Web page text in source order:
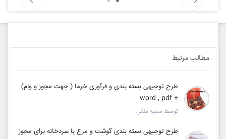
مطالب مرتبط
طرح توجیهی بسته بندی و فرآوری خرما ( جهت مجوز و وام)
+ word , pdf
توسط سمیه ملکی
طرح توجیهی بسته بندی گوشت و مرغ با سردخانه برای مجوز